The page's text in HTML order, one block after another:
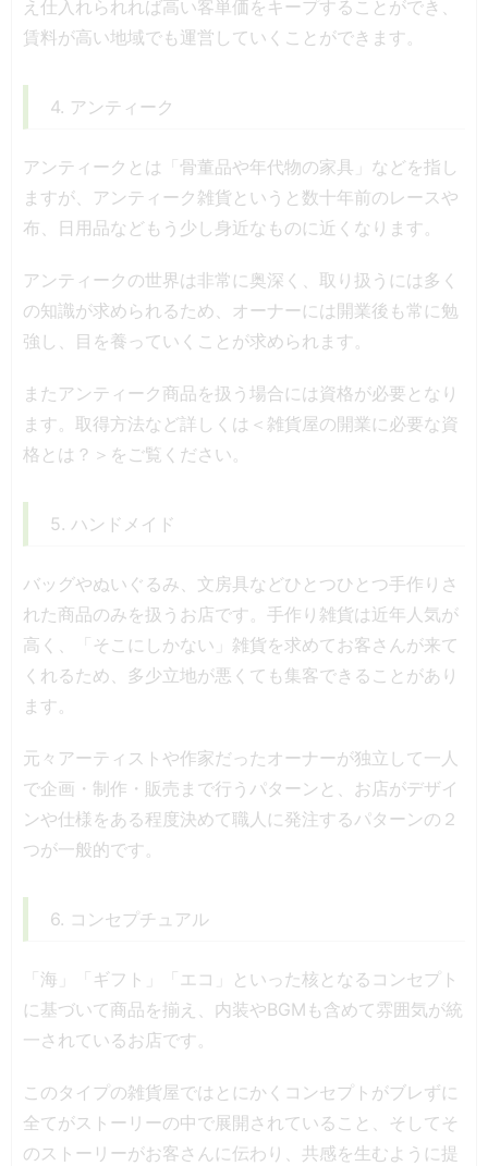
え仕入れられれば高い客単価をキープすることができ、
賃料が高い地域でも運営していくことができます。
4. アンティーク
アンティークとは「骨董品や年代物の家具」などを指し
ますが、アンティーク雑貨というと数十年前のレースや
布、日用品などもう少し身近なものに近くなります。
アンティークの世界は非常に奥深く、取り扱うには多く
の知識が求められるため、オーナーには開業後も常に勉
強し、目を養っていくことが求められます。
またアンティーク商品を扱う場合には資格が必要となり
ます。取得方法など詳しくは＜ 雑貨屋の開業に必要な資
格とは？ ＞をご覧ください。
5. ハンドメイド
バッグやぬいぐるみ、文房具などひとつひとつ手作りさ
れた商品のみを扱うお店です。手作り雑貨は近年人気が
高く、「そこにしかない」雑貨を求めてお客さんが来て
くれるため、多少立地が悪くても集客できることがあり
ます。
元々アーティストや作家だったオーナーが独立して一人
で企画・制作・販売まで行うパターンと、お店がデザイ
ンや仕様をある程度決めて職人に発注するパターンの２
つが一般的です。
6. コンセプチュアル
「海」「ギフト」「エコ」といった核となるコンセプト
に基づいて商品を揃え、内装やBGMも含めて雰囲気が統
一されているお店です。
このタイプの雑貨屋ではとにかくコンセプトがブレずに
全てがストーリーの中で展開されていること、そしてそ
のストーリーがお客さんに伝わり、共感を生むように提